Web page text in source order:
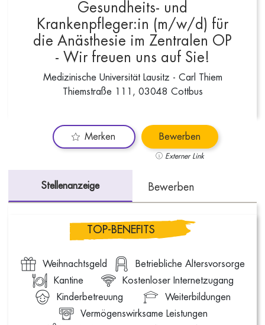
Gesundheits- und
Krankenpfleger:in (m/w/d) für
die Anästhesie im Zentralen OP
- Wir freuen uns auf Sie!
Medizinische Universität Lausitz - Carl Thiem
Thiemstraße 111, 03048 Cottbus
Merken Bewerben
Externer Link
Stellenanzeige Bewerben
TOP-BENEFITS
Weihnachtsgeld
Betriebliche Altersvorsorge
Kantine
Kostenloser Internetzugang
Kinderbetreuung
Weiterbildungen
Vermögenswirksame Leistungen